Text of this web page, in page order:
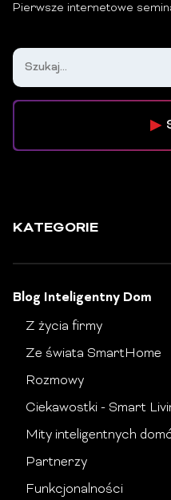
Pierwsze internetowe
KATEGORIE
Blog Inteligentny Dom
Z życia firmy
Ze świata SmartHome
Rozmowy
Ciekawostki - Smart
Mity inteligentnych
Partnerzy
Funkcjonalności